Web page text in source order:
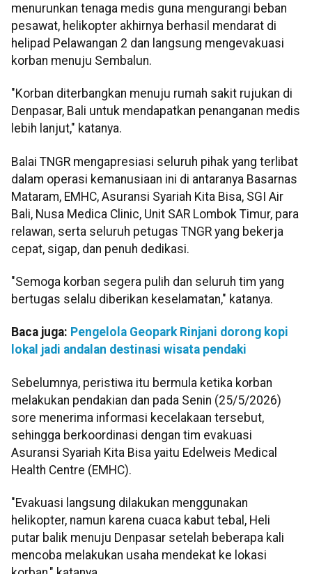
menurunkan tenaga medis guna mengurangi beban
pesawat, helikopter akhirnya berhasil mendarat di
helipad Pelawangan 2 dan langsung mengevakuasi
korban menuju Sembalun.
"Korban diterbangkan menuju rumah sakit rujukan di
Denpasar, Bali untuk mendapatkan penanganan medis
lebih lanjut," katanya.
Balai TNGR mengapresiasi seluruh pihak yang terlibat
dalam operasi kemanusiaan ini di antaranya Basarnas
Mataram, EMHC, Asuransi Syariah Kita Bisa, SGI Air
Bali, Nusa Medica Clinic, Unit SAR Lombok Timur, para
relawan, serta seluruh petugas TNGR yang bekerja
cepat, sigap, dan penuh dedikasi.
"Semoga korban segera pulih dan seluruh tim yang
bertugas selalu diberikan keselamatan," katanya.
Baca juga: Pengelola Geopark Rinjani dorong kopi
lokal jadi andalan destinasi wisata pendaki
Sebelumnya, peristiwa itu bermula ketika korban
melakukan pendakian dan pada Senin (25/5/2026)
sore menerima informasi kecelakaan tersebut,
sehingga berkoordinasi dengan tim evakuasi
Asuransi Syariah Kita Bisa yaitu Edelweis Medical
Health Centre (EMHC).
"Evakuasi langsung dilakukan menggunakan
helikopter, namun karena cuaca kabut tebal, Heli
putar balik menuju Denpasar setelah beberapa kali
mencoba melakukan usaha mendekat ke lokasi